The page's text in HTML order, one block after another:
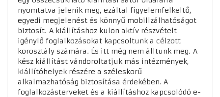
nyomtatva jelenik meg, ezáltal figyelemfelkeltő,
egyedi megjelenést és könnyű mobilizálhatóságot
biztosít. A kiállításhoz külön aktív részvételt
igénylő foglalkozásokat kapcsoltunk a célzott
korosztály számára. És itt még nem álltunk meg. A
kész kiállítást vándoroltatjuk más intézmények,
kiállítóhelyek részére a széleskörű
alkalmazhatóság biztosítása érdekében. A
foglalkozásterveket és a kiállításhoz kapcsolódó e-